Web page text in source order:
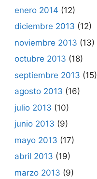
enero 2014 (12)
diciembre 2013 (12)
noviembre 2013 (13)
octubre 2013 (18)
septiembre 2013 (15)
agosto 2013 (16)
julio 2013 (10)
junio 2013 (9)
mayo 2013 (17)
abril 2013 (19)
marzo 2013 (9)